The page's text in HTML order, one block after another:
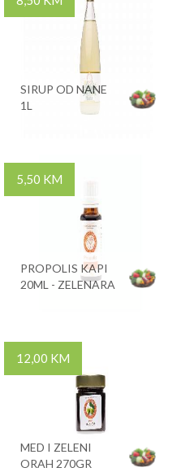
SIRUP OD NANE
1L
5,50 KM
PROPOLIS KAPI
20ML - ZELENARA
12,00 KM
MED I ZELENI
ORAH 270GR